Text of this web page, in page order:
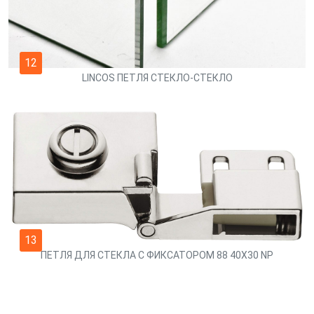
12
LINCOS ПЕТЛЯ СТЕКЛО-СТЕКЛО
13
ПЕТЛЯ ДЛЯ СТЕКЛА С ФИКСАТОРОМ 88 40Х30 NP